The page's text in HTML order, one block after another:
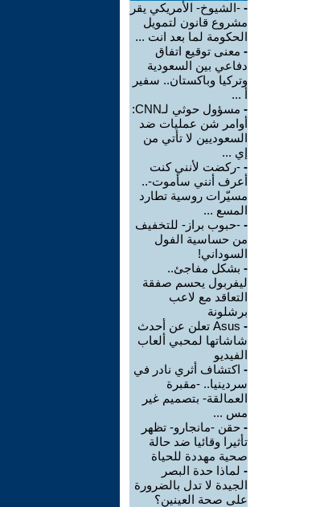
- -الشيوخ- الأمريكي يقر
مشروع قانون لتمويل
الحكومة لما بعد انت ...
- معنى توقيع اتفاق
دفاعي بين السعودية
وتركيا وباكستان.. سفير
أ ...
-
مسؤول حوثي لـCNN:
أوامر شن عمليات ضد
السعوديين لا تأتي من
إي ...
- -ركضت لأنني كنت
أعرف أنني سأموت-..
مسيّرات روسية تطارد
المسع ...
- -حبوب براز- للتخفيف
من حساسية الفول
السوداني!
- بشكل مفاجئ..
ليفربول يحسم صفقة
التعاقد مع لاعب
برشلونة
-
Asus تعلن عن أحدث
شاشاتها لمحبي ألعاب
الفيديو
- اكتشاف أثري نادر في
سردينيا.. -مقبرة
العمالقة- بتصميم غير
مس ...
- حقن -مانجارو- تظهر
تأثيرا وقائيا ضد حالة
صحية مهددة للحياة
- لماذا حدة البصر
الجيدة لا تدل بالضرورة
على صحة العينين؟